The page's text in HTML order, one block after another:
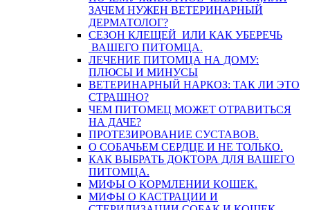
ЗАЧЕМ НУЖЕН ВЕТЕРИНАРНЫЙ
ДЕРМАТОЛОГ?
СЕЗОН КЛЕЩЕЙ ИЛИ КАК УБЕРЕЧЬ
ВАШЕГО ПИТОМЦА.
ЛЕЧЕНИЕ ПИТОМЦА НА ДОМУ:
ПЛЮСЫ И МИНУСЫ
ВЕТЕРИНАРНЫЙ НАРКОЗ: ТАК ЛИ ЭТО
СТРАШНО?
ЧЕМ ПИТОМЕЦ МОЖЕТ ОТРАВИТЬСЯ
НА ДАЧЕ?
ПРОТЕЗИРОВАНИЕ СУСТАВОВ.
О СОБАЧЬЕМ СЕРДЦЕ И НЕ ТОЛЬКО.
КАК ВЫБРАТЬ ДОКТОРА ДЛЯ ВАШЕГО
ПИТОМЦА.
МИФЫ О КОРМЛЕНИИ КОШЕК.
МИФЫ О КАСТРАЦИИ И